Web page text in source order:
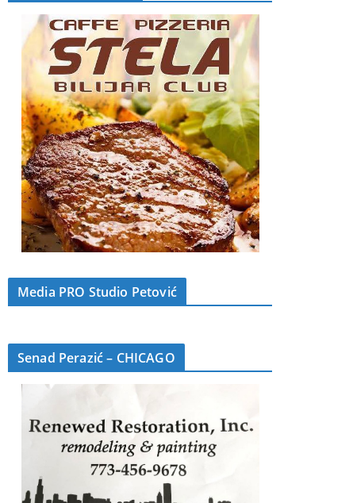
Media PRO Studio Petović
Senad Perazić – CHICAGO